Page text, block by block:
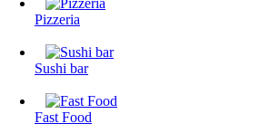
Pizzeria
Sushi bar
Fast Food